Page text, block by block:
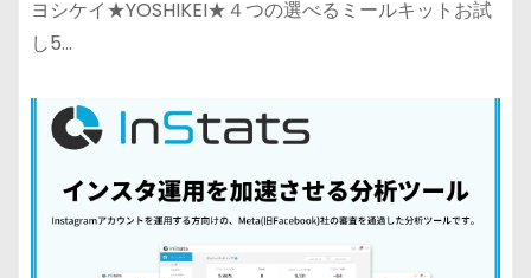
ヨシケイ★YOSHIKEI★４つの選べるミールキットお試
し5…